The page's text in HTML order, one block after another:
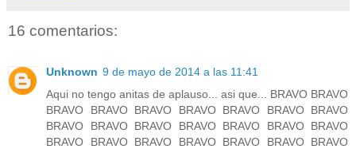
16 comentarios:
Unknown 9 de mayo de 2014 a las 11:41
Aqui no tengo anitas de aplauso... asi que... BRAVO BRAVO
BRAVO BRAVO BRAVO BRAVO BRAVO BRAVO BRAVO
BRAVO BRAVO BRAVO BRAVO BRAVO BRAVO BRAVO
BRAVO BRAVO BRAVO BRAVO BRAVO BRAVO BRAVO